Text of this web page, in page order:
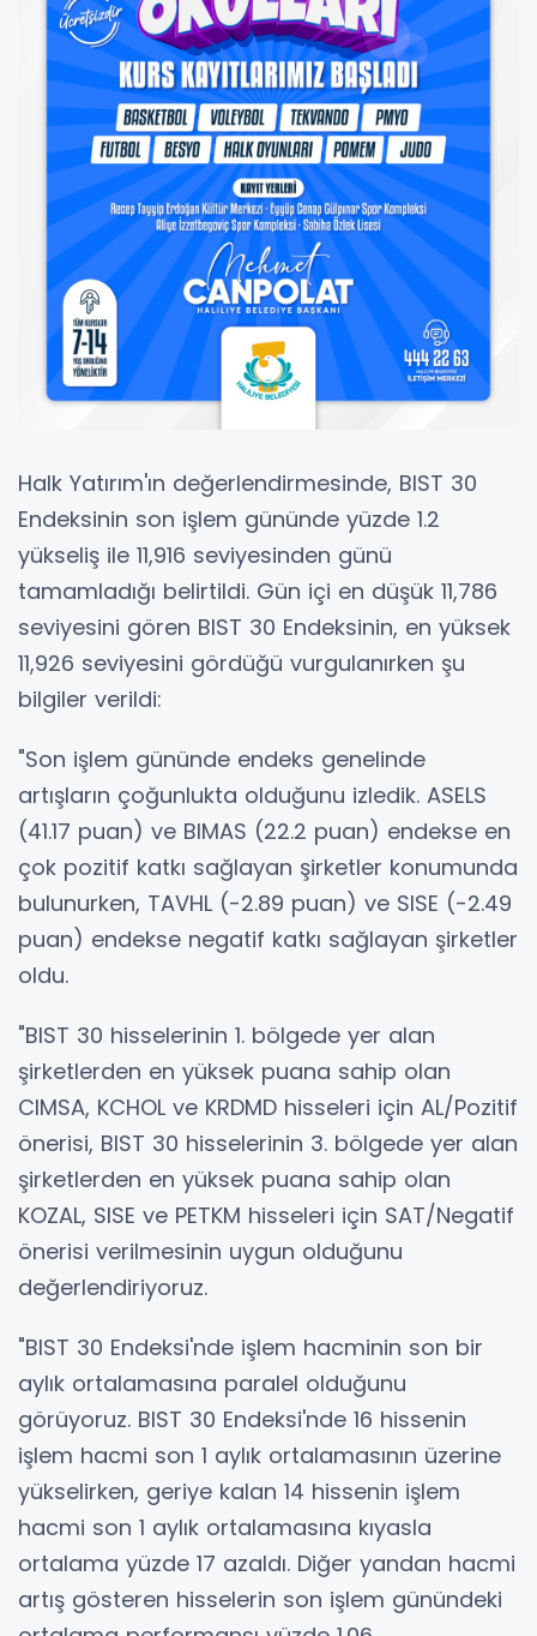
Halk Yatırım'ın değerlendirmesinde, BIST 30
Endeksinin son işlem gününde yüzde 1.2
yükseliş ile 11,916 seviyesinden günü
tamamladığı belirtildi. Gün içi en düşük 11,786
seviyesini gören BIST 30 Endeksinin, en yüksek
11,926 seviyesini gördüğü vurgulanırken şu
bilgiler verildi:
"Son işlem gününde endeks genelinde
artışların çoğunlukta olduğunu izledik. ASELS
(41.17 puan) ve BIMAS (22.2 puan) endekse en
çok pozitif katkı sağlayan şirketler konumunda
bulunurken, TAVHL (-2.89 puan) ve SISE (-2.49
puan) endekse negatif katkı sağlayan şirketler
oldu.
"BIST 30 hisselerinin 1. bölgede yer alan
şirketlerden en yüksek puana sahip olan
CIMSA, KCHOL ve KRDMD hisseleri için AL/Pozitif
önerisi, BIST 30 hisselerinin 3. bölgede yer alan
şirketlerden en yüksek puana sahip olan
KOZAL, SISE ve PETKM hisseleri için SAT/Negatif
önerisi verilmesinin uygun olduğunu
değerlendiriyoruz.
"BIST 30 Endeksi'nde işlem hacminin son bir
aylık ortalamasına paralel olduğunu
görüyoruz. BIST 30 Endeksi'nde 16 hissenin
işlem hacmi son 1 aylık ortalamasının üzerine
yükselirken, geriye kalan 14 hissenin işlem
hacmi son 1 aylık ortalamasına kıyasla
ortalama yüzde 17 azaldı. Diğer yandan hacmi
artış gösteren hisselerin son işlem günündeki